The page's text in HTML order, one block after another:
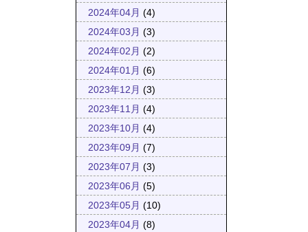
2024年04月 (4)
2024年03月 (3)
2024年02月 (2)
2024年01月 (6)
2023年12月 (3)
2023年11月 (4)
2023年10月 (4)
2023年09月 (7)
2023年07月 (3)
2023年06月 (5)
2023年05月 (10)
2023年04月 (8)